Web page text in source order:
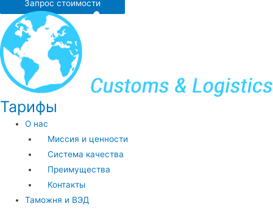
Запрос стоимости
Тарифы
О нас
Миссия и ценности
Система качества
Преимущества
Контакты
Таможня и ВЭД